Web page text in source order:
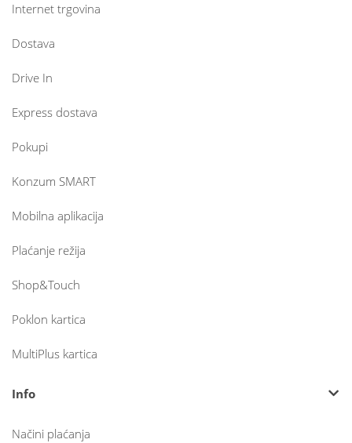
Internet trgovina
Dostava
Drive In
Express dostava
Pokupi
Konzum SMART
Mobilna aplikacija
Plaćanje režija
Shop&Touch
Poklon kartica
MultiPlus kartica
Info
Načini plaćanja